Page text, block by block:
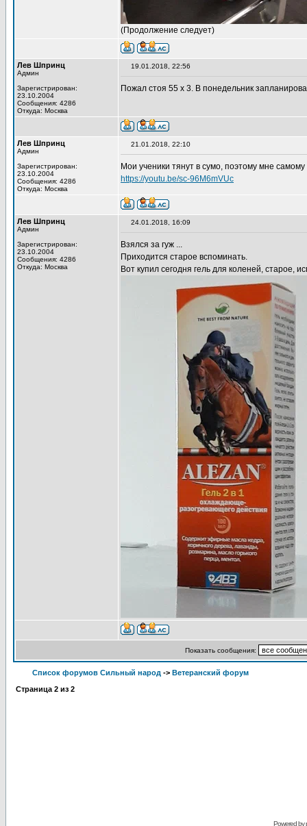
(Продолжение следует)
Лев Шпринц
Админ
Зарегистрирован:
23.10.2004
Сообщения: 4286
Откуда: Москва
19.01.2018, 22:56
Пожал стоя 55 х 3. В понедельник
Лев Шпринц
Админ
Зарегистрирован:
23.10.2004
Сообщения: 4286
Откуда: Москва
21.01.2018, 22:10
Мои ученики тянут в сумо, поэтому мне
https://youtu.be/sc-96M6mVUc
Лев Шпринц
Админ
Зарегистрирован:
23.10.2004
Сообщения: 4286
Откуда: Москва
24.01.2018, 16:09
Взялся за гуж ...
Приходится старое вспоминать.
Вот купил сегодня гель для коленей, старое,
Показать сообщения:
Список форумов Сильный народ -> Ветеранский форум
Страница 2 из 2
Powered by